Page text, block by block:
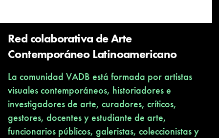
Red colaborativa de Arte
Contemporáneo Latinoamericano
La comunidad VADB está formada por artistas
visuales contemporáneos, historiadores e
investigadores de arte, curadores, críticos,
gestores, docentes y estudiante de arte,
funcionarios públicos, galeristas, coleccionistas y